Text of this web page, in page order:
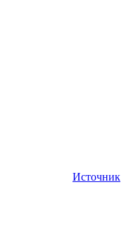
Источник